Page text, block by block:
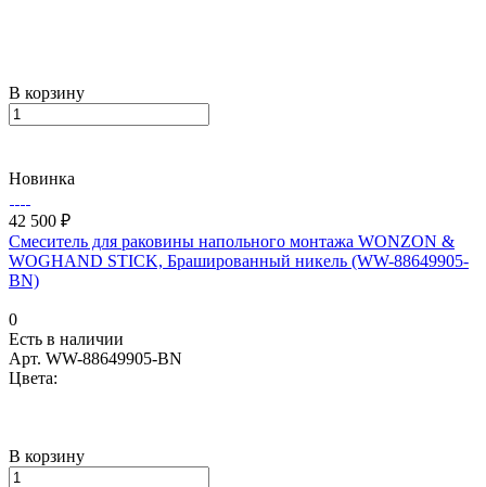
В корзину
Новинка
42 500 ₽
Смеситель для раковины напольного монтажа WONZON &
WOGHAND STICK, Брашированный никель (WW-88649905-
BN)
0
Есть в наличии
Арт. WW-88649905-BN
Цвета:
В корзину